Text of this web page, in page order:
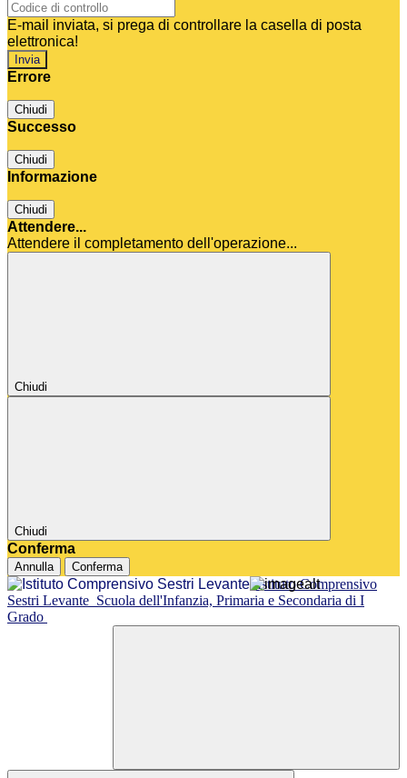
E-mail inviata, si prega di controllare la casella di posta
elettronica!
Errore
Chiudi
Successo
Chiudi
Informazione
Chiudi
Attendere...
Attendere il completamento dell'operazione...
Chiudi
Chiudi
Conferma
Annulla Conferma
Istituto Comprensivo
Sestri Levante Scuola dell'Infanzia, Primaria e Secondaria di I
Grado